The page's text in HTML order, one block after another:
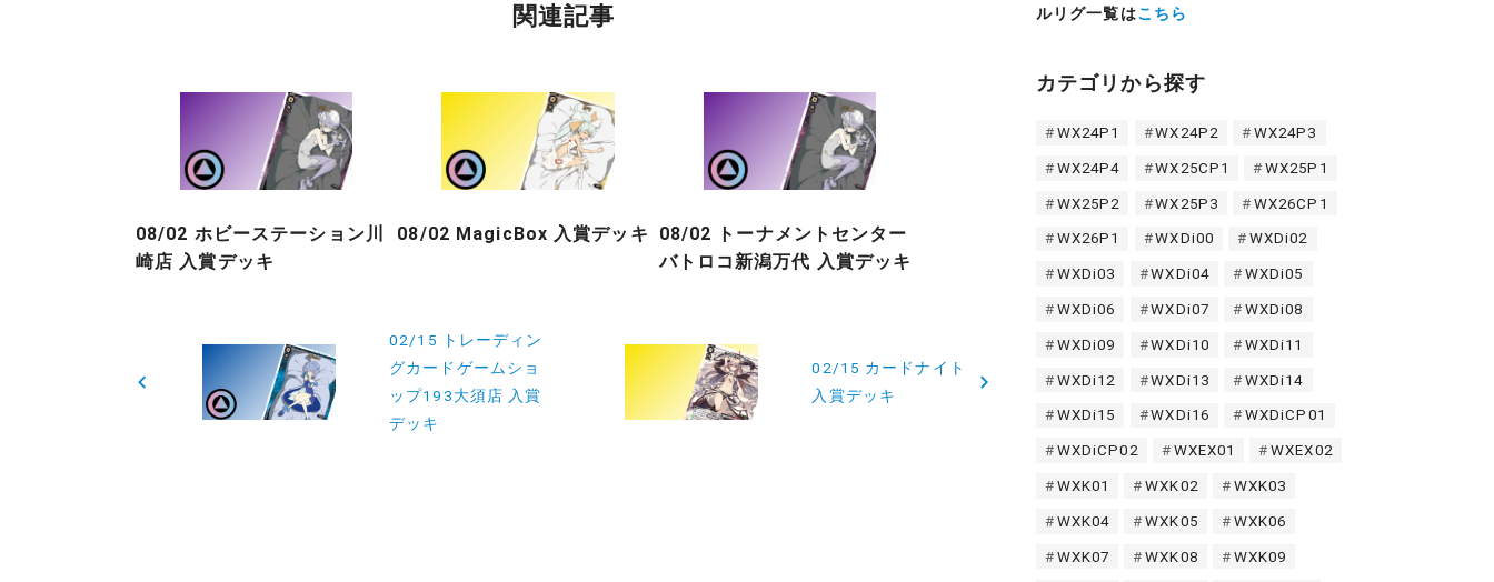
関連記事
08/02 ホビーステーション川
崎店 入賞デッキ
08/02 MagicBox 入賞デッキ
08/02 トーナメントセンター
バトロコ新潟万代 入賞デッキ
稿
02/15 トレーディン
グカードゲームショ
ップ193大須店 入賞
デッキ
02/15 カードナイト
入賞デッキ
ルリグ一覧はこちら
カテゴリから探す
WX24P1 WX24P2 WX24P3
WX24P4 WX25CP1 WX25P1
WX25P2 WX25P3 WX26CP1
WX26P1 WXDi00 WXDi02
WXDi03 WXDi04 WXDi05
WXDi06 WXDi07 WXDi08
WXDi09 WXDi10 WXDi11
WXDi12 WXDi13 WXDi14
WXDi15 WXDi16 WXDiCP01
WXDiCP02 WXEX01 WXEX02
WXK01 WXK02 WXK03
WXK04 WXK05 WXK06
WXK07 WXK08 WXK09